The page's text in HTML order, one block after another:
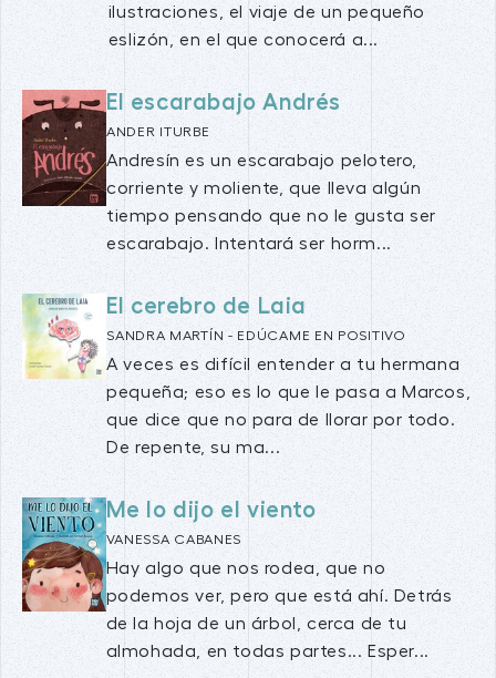
ilustraciones, el viaje de un pequeño
eslizón, en el que conocerá a...
El escarabajo Andrés
ANDER ITURBE
Andresín es un escarabajo pelotero,
corriente y moliente, que lleva algún
tiempo pensando que no le gusta ser
escarabajo. Intentará ser horm...
El cerebro de Laia
SANDRA MARTÍN - EDÚCAME EN POSITIVO
A veces es difícil entender a tu hermana
pequeña; eso es lo que le pasa a Marcos,
que dice que no para de llorar por todo.
De repente, su ma...
Me lo dijo el viento
VANESSA CABANES
Hay algo que nos rodea, que no
podemos ver, pero que está ahí. Detrás
de la hoja de un árbol, cerca de tu
almohada, en todas partes... Esper...